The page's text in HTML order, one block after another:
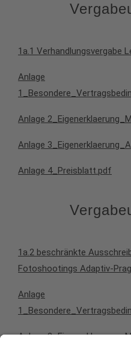
1a.1 Verhandlungsvergabe
Anlage
Anlage
Anlage
Anlage 4_Preisblatt.pdf
1a.2 beschränkte
Fotoshootings Adaptiv-
Anlage
Anlage